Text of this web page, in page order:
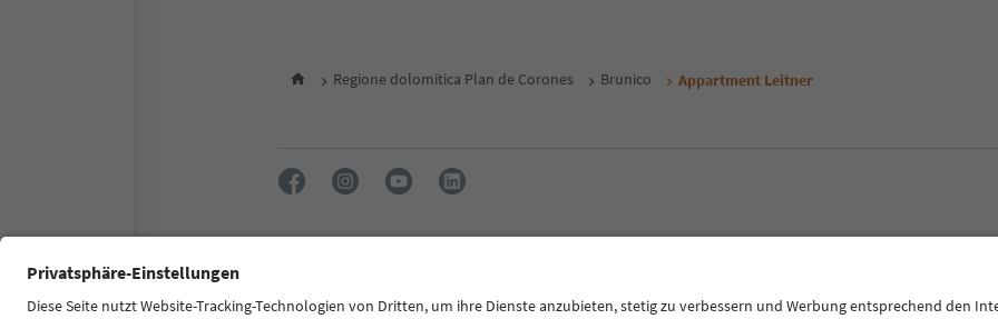
Regione dolomitica Plan de Corones Brunico Appartment Leitner